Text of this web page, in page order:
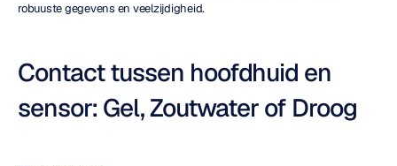
robuuste gegevens en veelzijdigheid.
Contact tussen hoofdhuid en
sensor: Gel, Zoutwater of Droog